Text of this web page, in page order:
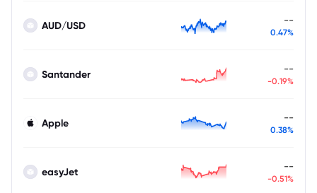
AUD/USD --
0.47%
Santander --
-0.19%
Apple --
0.38%
easyJet --
-0.51%